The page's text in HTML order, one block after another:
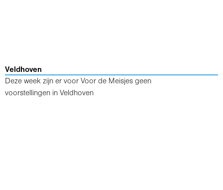
Veldhoven
Deze week zijn er voor Voor de Meisjes geen
voorstellingen in Veldhoven